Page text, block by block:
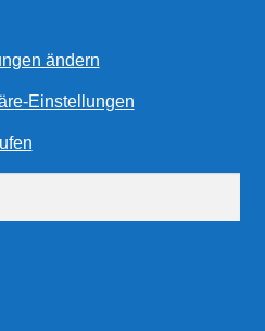
ändern
Einstellungen